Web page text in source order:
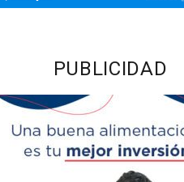
PUBLICIDAD